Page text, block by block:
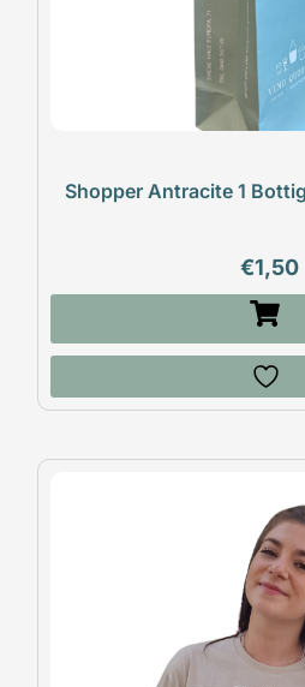
Shopper Antracite 1
€1,50